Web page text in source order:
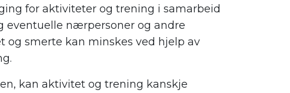
for aktiviteter og trening i samarbeid
eventuelle nærpersoner og andre
og smerte kan minskes ved hjelp av
kan aktivitet og trening kanskje